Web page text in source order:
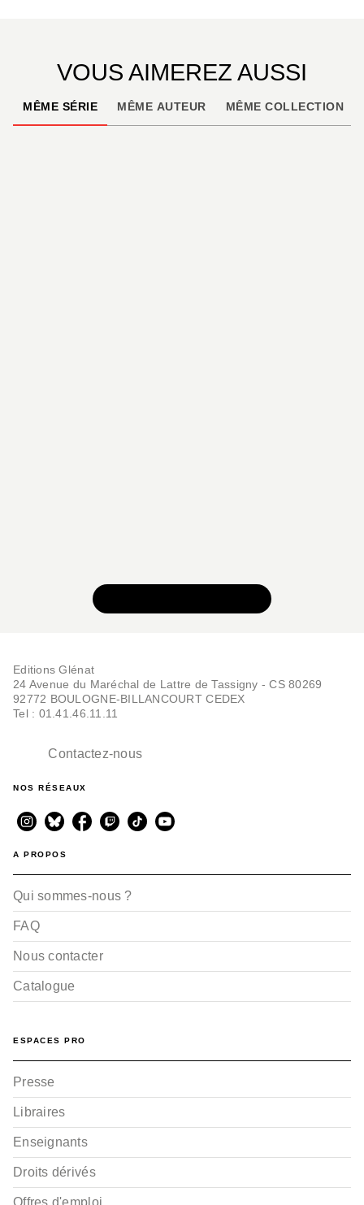
VOUS AIMEREZ AUSSI
MÊME SÉRIE MÊME AUTEUR MÊME COLLECTION
Editions Glénat
24 Avenue du Maréchal de Lattre de Tassigny - CS 80269
92772 BOULOGNE-BILLANCOURT CEDEX
Tel : 01.41.46.11.11
Contactez-nous
NOS RÉSEAUX
A PROPOS
Qui sommes-nous ?
FAQ
Nous contacter
Catalogue
ESPACES PRO
Presse
Libraires
Enseignants
Droits dérivés